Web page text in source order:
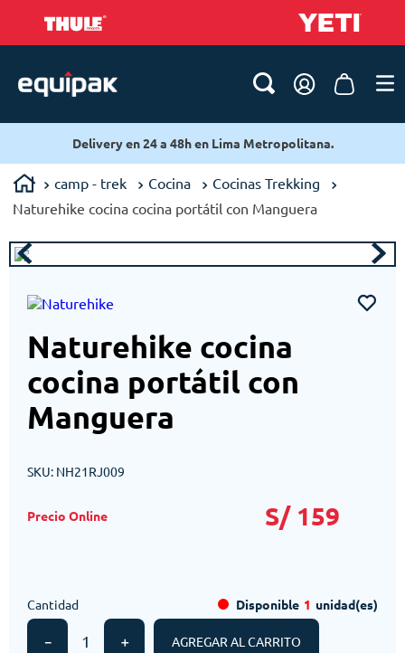
Delivery en 24 a 48h en Lima Metropolitana.
camp - trek Cocina
Cocinas Trekking
Naturehike cocina cocina portátil con Manguera
Naturehike cocina
cocina portátil con
Manguera
SKU: NH21RJ009
S/ 159
Cantidad
＋
－
Disponible 1 unidad(es)
AGREGAR AL CARRITO